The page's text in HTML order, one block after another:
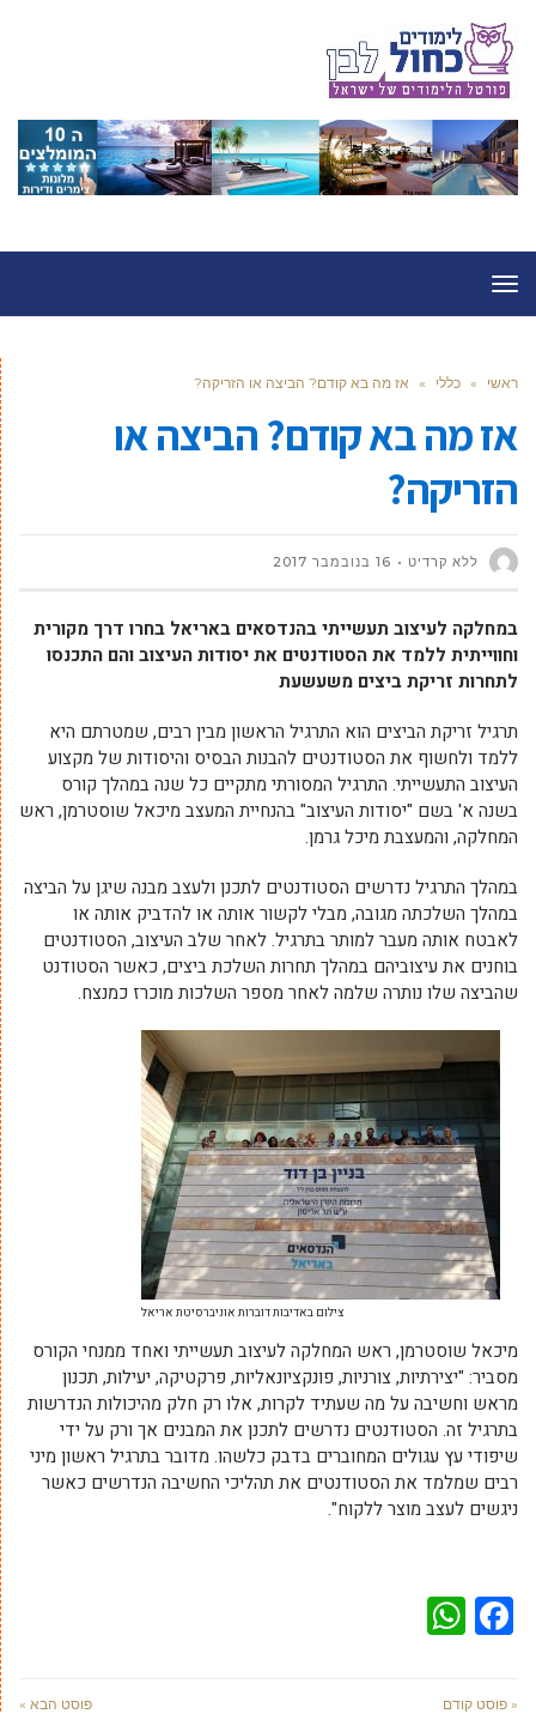
תפריט
ראשי » כללי » אז מה בא קודם? הביצה או הזריקה?
אז מה בא קודם? הביצה או
הזריקה?
ללא קרדיט 16 בנובמבר 2017
במחלקה לעיצוב תעשייתי בהנדסאים באריאל בחרו דרך מקורית
וחווייתית ללמד את הסטודנטים את יסודות העיצוב והם התכנסו
לתחרות זריקת ביצים משעשעת
תרגיל זריקת הביצים הוא התרגיל הראשון מבין רבים, שמטרתם היא
ללמד ולחשוף את הסטודנטים להבנות הבסיס והיסודות של מקצוע
העיצוב התעשייתי. התרגיל המסורתי מתקיים כל שנה במהלך קורס
בשנה א' בשם "יסודות העיצוב" בהנחיית המעצב מיכאל שוסטרמן, ראש
המחלקה, והמעצבת מיכל גרמן.
במהלך התרגיל נדרשים הסטודנטים לתכנן ולעצב מבנה שיגן על הביצה
במהלך השלכתה מגובה, מבלי לקשור אותה או להדביק אותה או
לאבטח אותה מעבר למותר בתרגיל. לאחר שלב העיצוב, הסטודנטים
בוחנים את עיצוביהם במהלך תחרות השלכת ביצים, כאשר הסטודנט
שהביצה שלו נותרה שלמה לאחר מספר השלכות מוכרז כמנצח.
צילום באדיבות דוברות אוניברסיטת אריאל
מיכאל שוסטרמן, ראש המחלקה לעיצוב תעשייתי ואחד ממנחי הקורס
מסביר: "יצירתיות, צורניות, פונקציונאליות, פרקטיקה, יעילות, תכנון
מראש וחשיבה על מה שעתיד לקרות, אלו רק חלק מהיכולות הנדרשות
בתרגיל זה. הסטודנטים נדרשים לתכנן את המבנים אך ורק על ידי
שיפודי עץ עגולים המחוברים בדבק כלשהו. מדובר בתרגיל ראשון מיני
רבים שמלמד את הסטודנטים את תהליכי החשיבה הנדרשים כאשר
ניגשים לעצב מוצר ללקוח".
Facebook
« פוסט קודם פוסט הבא »